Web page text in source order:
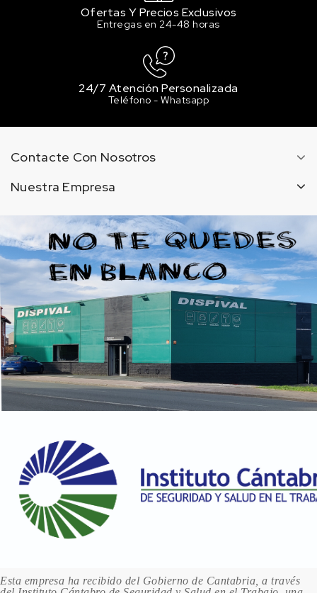
Ofertas Y Precios Exclusivos
Entregas en 24-48 horas
24/7 Atención Personalizada
Teléfono - Whatsapp
Contacte Con Nosotros
Nuestra Empresa
Esta empresa ha recibido del Gobierno de Cantabria, a través